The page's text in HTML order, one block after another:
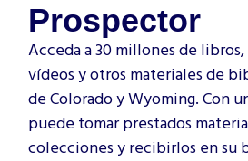
Prospector
Acceda a 30 millones de libros,
vídeos y otros materiales de
de Colorado y Wyoming. Con
puede tomar prestados
colecciones y recibirlos en su